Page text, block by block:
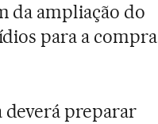
da ampliação do
para a compra
deverá preparar